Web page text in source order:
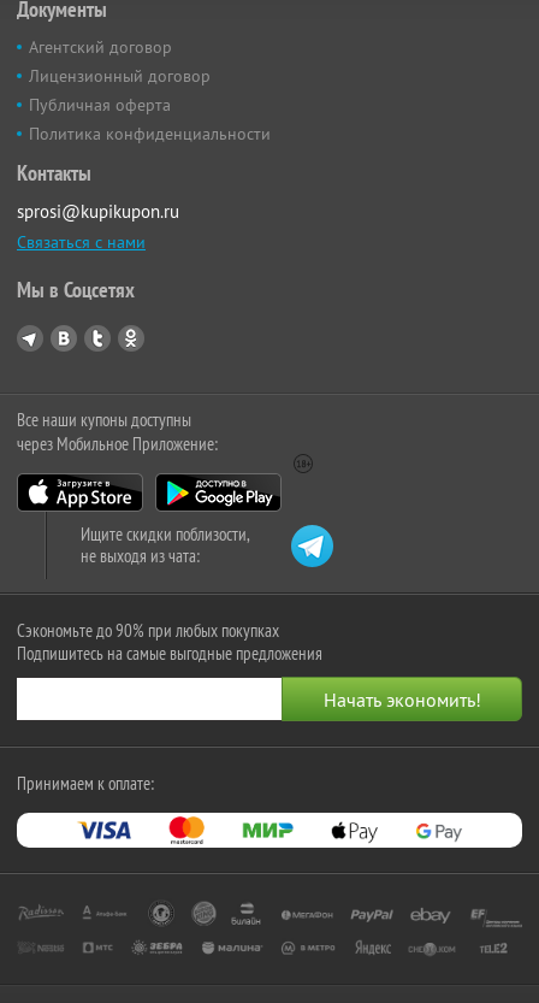
Документы
Агентский договор
Лицензионный договор
Публичная оферта
Политика конфиденциальности
Контакты
sprosi@kupikupon.ru
Связаться с нами
Мы в Соцсетях
Все наши купоны доступны
через Мобильное Приложение:
Ищите скидки поблизости,
не выходя из чата:
Сэкономьте до 90% при любых покупках
Подпишитесь на самые выгодные предложения
Принимаем к оплате: